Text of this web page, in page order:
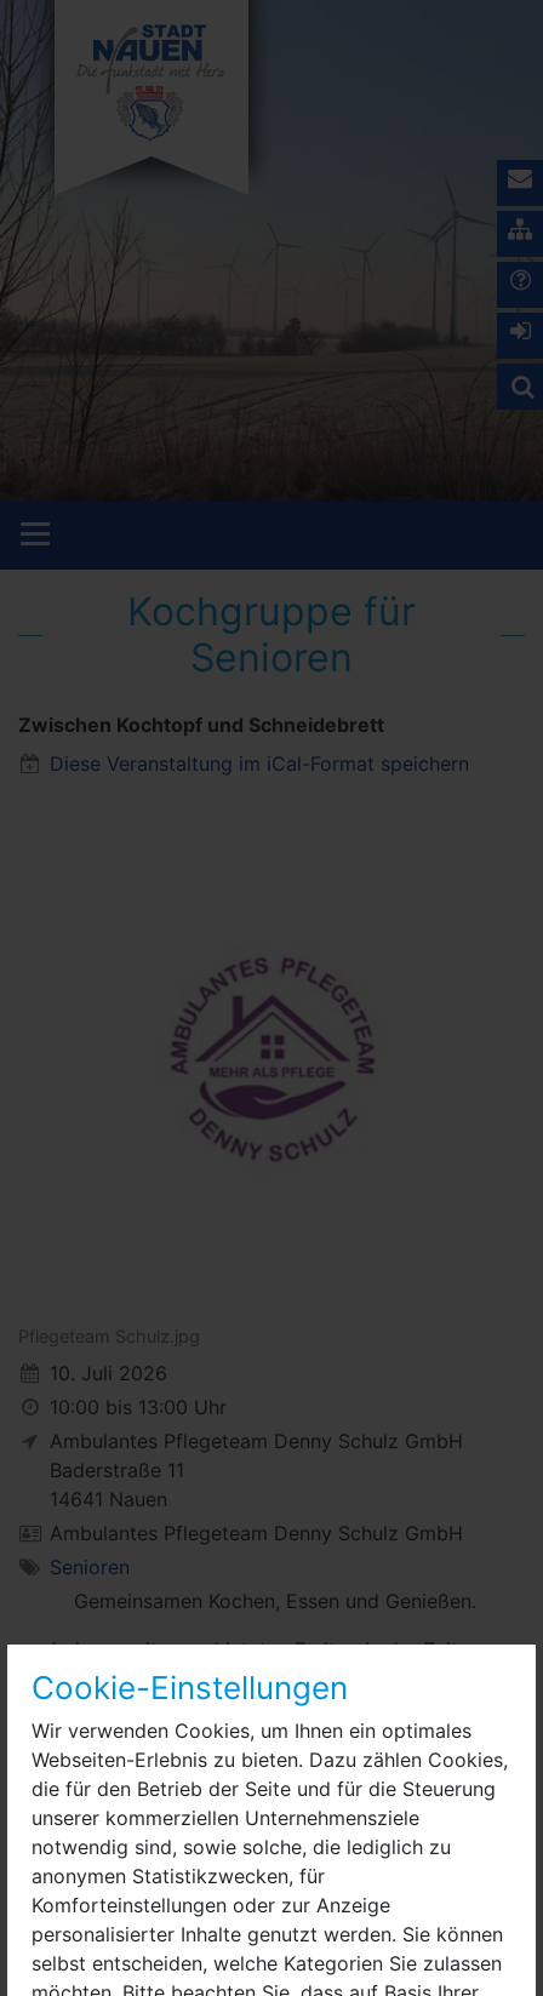
Cookie-Einstellungen
Wir verwenden Cookies, um Ihnen ein optimales
Webseiten-Erlebnis zu bieten. Dazu zählen Cookies,
die für den Betrieb der Seite und für die Steuerung
unserer kommerziellen Unternehmensziele
notwendig sind, sowie solche, die lediglich zu
anonymen Statistikzwecken, für
Komforteinstellungen oder zur Anzeige
personalisierter Inhalte genutzt werden. Sie können
selbst entscheiden, welche Kategorien Sie zulassen
Kochgruppe für
Senioren
Zwischen Kochtopf und Schneidebrett
Diese Veranstaltung im iCal-Format speichern
Pflegeteam Schulz.jpg
10. Juli 2026
10:00 bis 13:00 Uhr
Ambulantes Pflegeteam Denny Schulz GmbH
Baderstraße 11
14641 Nauen
Ambulantes Pflegeteam Denny Schulz GmbH
Senioren
Gemeinsamen Kochen, Essen und Genießen.
Jeden zweiten und letzten Freitag in der Zeit von
10:00 bis 13:00 Uhr.
Bei Interesse melden Sie sich bitte vorher unter
folgender Telefonnummer: 03321 - 42 90 322